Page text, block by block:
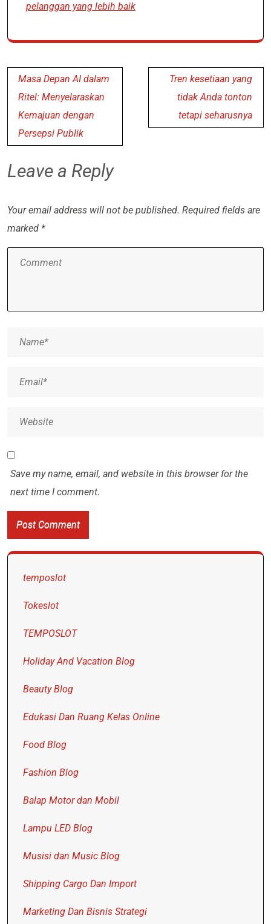
pelanggan yang lebih baik
Post
navigation
Masa Depan AI dalam
Ritel: Menyelaraskan
Kemajuan dengan
Persepsi Publik
Tren kesetiaan yang
tidak Anda tonton
tetapi seharusnya
Leave a Reply
Your email address will not be published. Required fields are
marked *
Save my name, email, and website in this browser for the
next time I comment.
temposlot
Tokeslot
TEMPOSLOT
Holiday And Vacation Blog
Beauty Blog
Edukasi Dan Ruang Kelas Online
Food Blog
Fashion Blog
Balap Motor dan Mobil
Lampu LED Blog
Musisi dan Music Blog
Shipping Cargo Dan Import
Marketing Dan Bisnis Strategi